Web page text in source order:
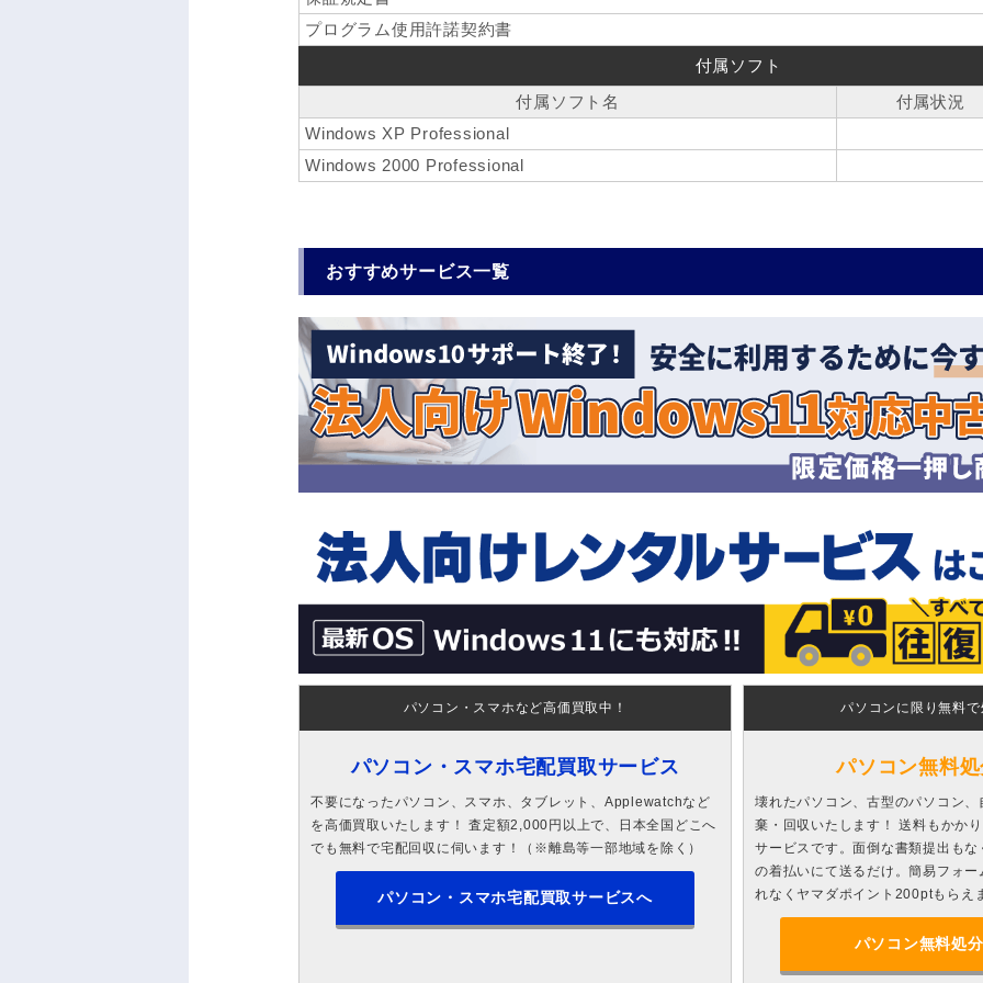
プログラム使用許諾契約書
付属ソフト
付属ソフト名
付属状況
Windows XP Professional
Windows 2000 Professional
おすすめサービス一覧
パソコン・スマホなど高価買取中！
パソコン・スマホ宅配買取サービス
不要になったパソコン、スマホ、タブレット、Applewatchなど
を高価買取いたします！ 査定額2,000円以上で、日本全国どこへ
でも無料で宅配回収に伺います！（※離島等一部地域を除く）
パソコン・スマホ宅配買取サービスへ
パソコンに限り無料
パソコン無料
壊れたパソコン、古型のパソコン
棄・回収いたします！ 送料もかか
サービスです。面倒な書類提出も
の着払いにて送るだけ。簡易フォ
れなくヤマダポイント200ptもらえ
パソコン無料処